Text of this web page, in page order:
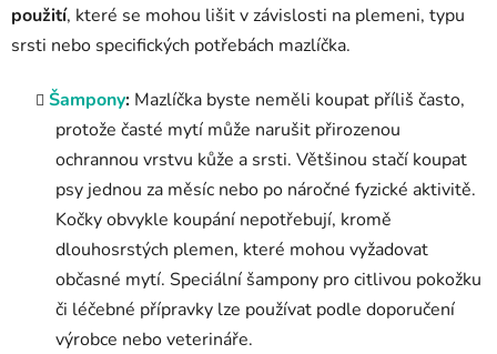
použití, které se mohou lišit v závislosti na plemeni, typu
srsti nebo specifických potřebách mazlíčka.
Šampony: Mazlíčka byste neměli koupat příliš často,
protože časté mytí může narušit přirozenou
ochrannou vrstvu kůže a srsti. Většinou stačí koupat
psy jednou za měsíc nebo po náročné fyzické aktivitě.
Kočky obvykle koupání nepotřebují, kromě
dlouhosrstých plemen, které mohou vyžadovat
občasné mytí. Speciální šampony pro citlivou pokožku
či léčebné přípravky lze používat podle doporučení
výrobce nebo veterináře.